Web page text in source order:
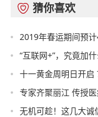
 猜你喜欢
2019年春运期间预
“互联网+”，究竟加
十一黄金周明日开启
专家齐聚丽江 传授
无机可趁！这几大诚